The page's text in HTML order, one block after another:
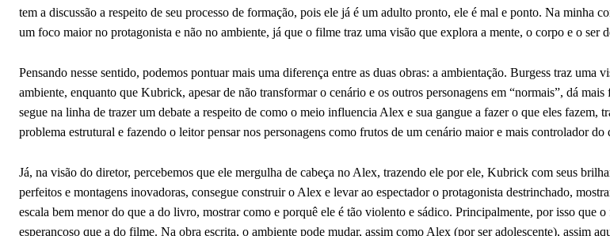
tem a discussão a respeito de seu processo de formação, pois ele já é um adulto pronto, ele é mal e ponto. Na minha
um foco maior no protagonista e não no ambiente, já que o filme traz uma visão que explora a mente, o corpo e o ser
Pensando nesse sentido, podemos pontuar mais uma diferença entre as duas obras: a ambientação. Burgess traz uma
ambiente, enquanto que Kubrick, apesar de não transformar o cenário e os outros personagens em “normais”, dá
segue na linha de trazer um debate a respeito de como o meio influencia Alex e sua gangue a fazer o que eles fazem,
problema estrutural e fazendo o leitor pensar nos personagens como frutos de um cenário maior e mais controlador
Já, na visão do diretor, percebemos que ele mergulha de cabeça no Alex, trazendo ele por ele, Kubrick com seus
perfeitos e montagens inovadoras, consegue construir o Alex e levar ao espectador o protagonista destrinchado,
escala bem menor do que a do livro, mostrar como e porquê ele é tão violento e sádico. Principalmente, por isso que
esperançoso que a do filme. Na obra escrita, o ambiente pode mudar, assim como Alex (por ser adolescente), assim